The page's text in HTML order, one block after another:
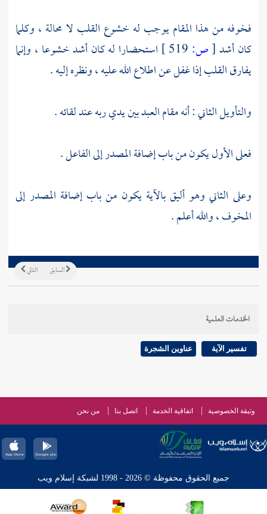
فخوفه من هذا المقام يوجب له خشوع القلب لا محالة ، وكلما
كان أشد[ص:
استحضارا له كان أشد خشوعا ، وإنما
يفارق القلب إذا غفل عن اطلاع الله عليه ، ونظره إليه .
والتأويل الثاني : أنه مقام العبد بين يدي ربه عند لقائه .
فعلى الأول يكون من باب إضافة المصدر إلى الفاعل .
وعلى الثاني وهو أليق بالآية يكون من باب إضافة المصدر إلى
المخوف ، والله أعلم .
التالي السابق
الخدمات العلمية
تفسير الآية عناوين الشجرة
وثيقة الخصوصية اتفاقية الخدمة اتصل بنا من نحن
جميع الحقوق محفوظة © 2026 - 1998 لشبكة إسلام ويب